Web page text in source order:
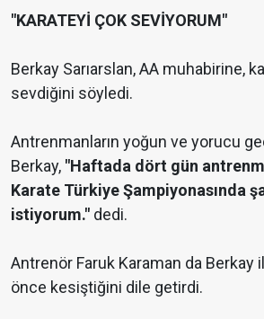
"KARATEYİ ÇOK SEVİYORUM"
Berkay Sarıarslan, AA muhabirine,
sevdiğini söyledi.
Antrenmanların yoğun ve yorucu
Berkay, "Haftada dört gün
Karate Türkiye Şampiyonasında
istiyorum." dedi.
Antrenör Faruk Karaman da Berkay
önce kesiştiğini dile getirdi.